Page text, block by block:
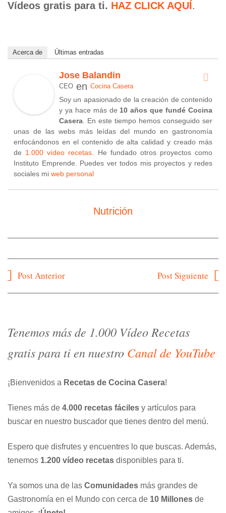
Vídeos gratis para ti. HAZ CLICK AQUÍ.
Acerca de Últimas entradas
Jose Balandin
CEO en Cocina Casera
Soy un apasionado de la creación de contenido
y ya hace más de 10 años que fundé Cocina
Casera . En este tiempo hemos conseguido ser
unas de las webs más leídas del mundo en gastronomía
enfocándonos en el contenido de alta calidad y creado más
de 1.000 vídeo recetas . He fundado otros proyectos como
Instituto Emprende. Puedes ver todos mis proyectos y redes
sociales mi web personal
Nutrición
Navegación
Post Anterior Post Siguiente
Tenemos más de 1.000 Vídeo Recetas
gratis para ti en nuestro Canal de YouTube
¡Bienvenidos a Recetas de Cocina Casera!
Tienes más de 4.000 recetas fáciles y artículos para
buscar en nuestro buscador que tienes dentro del menú.
Espero que disfrutes y encuentres lo que buscas. Además,
tenemos 1.200 vídeo recetas disponibles para ti.
Ya somos una de las Comunidades más grandes de
Gastronomía en el Mundo con cerca de 10 Millones de